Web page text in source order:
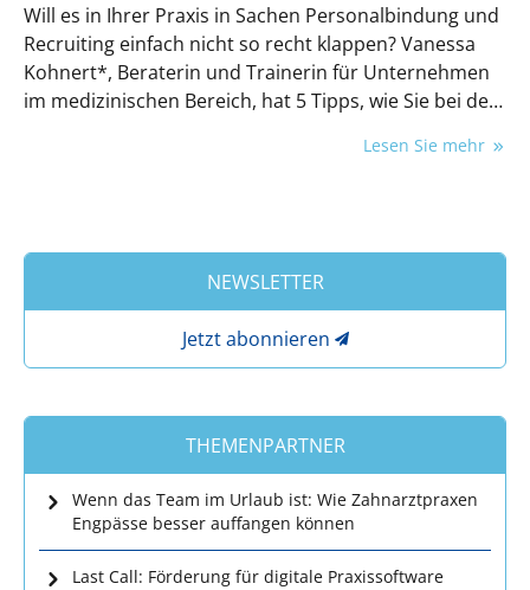
Will es in Ihrer Praxis in Sachen Personalbindung und
Recruiting einfach nicht so recht klappen? Vanessa
Kohnert*, Beraterin und Trainerin für Unternehmen
im medizinischen Bereich, hat 5 Tipps, wie Sie bei der
Lesen Sie mehr
NEWSLETTER
Jetzt abonnieren
THEMENPARTNER
Wenn das Team im Urlaub ist: Wie Zahnarztpraxen
Engpässe besser auffangen können
Last Call: Förderung für digitale Praxissoftware